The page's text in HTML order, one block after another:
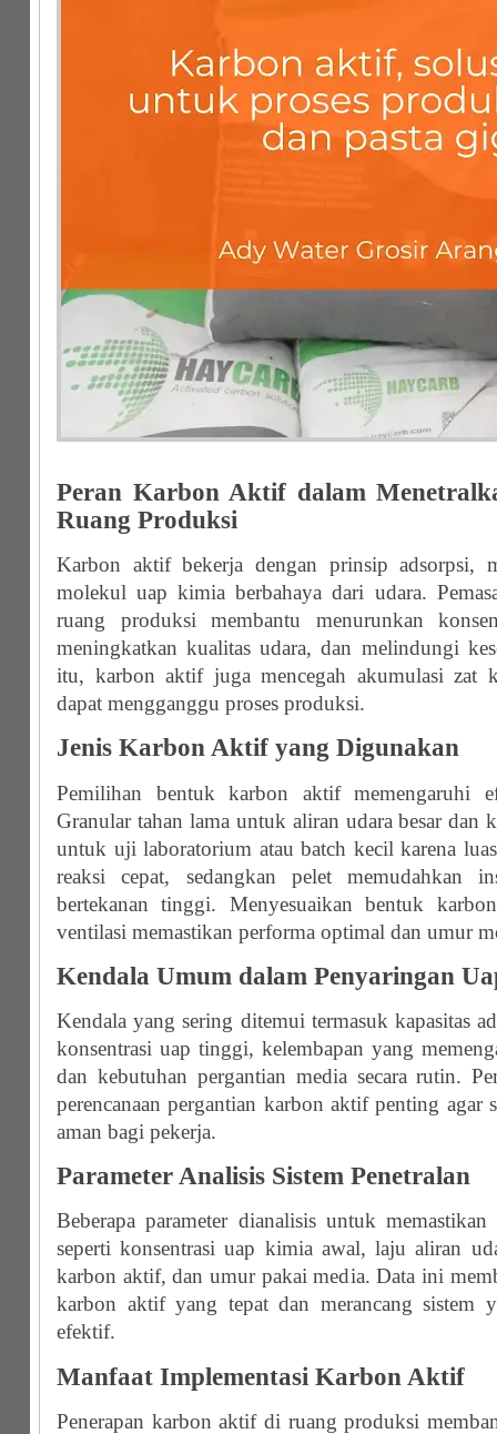
Peran Karbon Aktif dalam
Ruang Produksi
Karbon aktif bekerja dengan prinsip adsorpsi,
molekul uap kimia berbahaya dari udara.
ruang produksi membantu menurunkan
meningkatkan kualitas udara, dan melindungi
itu, karbon aktif juga mencegah akumulasi zat
dapat mengganggu proses produksi.
Jenis Karbon Aktif yang Digunakan
Pemilihan bentuk karbon aktif memengaruhi
Granular tahan lama untuk aliran udara besar dan
untuk uji laboratorium atau batch kecil karena
reaksi cepat, sedangkan pelet memudahkan
bertekanan tinggi. Menyesuaikan bentuk
ventilasi memastikan performa optimal dan umur
Kendala Umum dalam Penyaringan
Kendala yang sering ditemui termasuk kapasitas
konsentrasi uap tinggi, kelembapan yang
dan kebutuhan pergantian media secara rutin.
perencanaan pergantian karbon aktif penting agar
aman bagi pekerja.
Parameter Analisis Sistem Penetralan
Beberapa parameter dianalisis untuk
seperti konsentrasi uap kimia awal, laju aliran
karbon aktif, dan umur pakai media. Data ini
karbon aktif yang tepat dan merancang sistem
efektif.
Manfaat Implementasi Karbon Aktif
Penerapan karbon aktif di ruang produksi